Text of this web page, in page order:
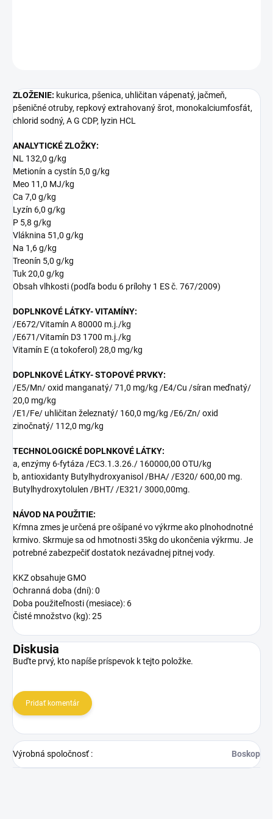
ZLOŽENIE: kukurica, pšenica, uhličitan vápenatý, jačmeň,
pšeničné otruby, repkový extrahovaný šrot, monokalciumfosfát,
chlorid sodný, A G CDP, lyzin HCL
ANALYTICKÉ ZLOŽKY:
NL 132,0 g/kg
Metionín a cystín 5,0 g/kg
Meo 11,0 MJ/kg
Ca 7,0 g/kg
Lyzín 6,0 g/kg
P 5,8 g/kg
Vláknina 51,0 g/kg
Na 1,6 g/kg
Treonín 5,0 g/kg
Tuk 20,0 g/kg
Obsah vlhkosti (podľa bodu 6 prílohy 1 ES č. 767/2009)
DOPLNKOVÉ LÁTKY- VITAMÍNY:
/E672/Vitamín A 80000 m.j./kg
/E671/Vitamín D3 1700 m.j./kg
Vitamín E (α tokoferol) 28,0 mg/kg
DOPLNKOVÉ LÁTKY- STOPOVÉ PRVKY:
/E5/Mn/ oxid manganatý/ 71,0 mg/kg /E4/Cu /síran meďnatý/
20,0 mg/kg
/E1/Fe/ uhličitan železnatý/ 160,0 mg/kg /E6/Zn/ oxid
zinočnatý/ 112,0 mg/kg
TECHNOLOGICKÉ DOPLNKOVÉ LÁTKY:
a, enzýmy 6-fytáza /EC3.1.3.26./ 160000,00 OTU/kg
b, antioxidanty Butylhydroxyanisol /BHA/ /E320/ 600,00 mg.
Butylhydroxytolulen /BHT/ /E321/ 3000,00mg.
NÁVOD NA POUŽITIE:
Kŕmna zmes je určená pre ošípané vo výkrme ako plnohodnotné
krmivo. Skrmuje sa od hmotnosti 35kg do ukončenia výkrmu. Je
potrebné zabezpečiť dostatok nezávadnej pitnej vody.
KKZ obsahuje GMO
Ochranná doba (dni): 0
Doba použiteľnosti (mesiace): 6
Čisté množstvo (kg): 25
Diskusia
Buďte prvý, kto napíše príspevok k tejto položke.
Pridať komentár
Výrobná spoločnosť: Boskop